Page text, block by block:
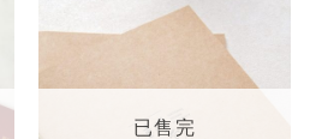
「願
望輕
已售完